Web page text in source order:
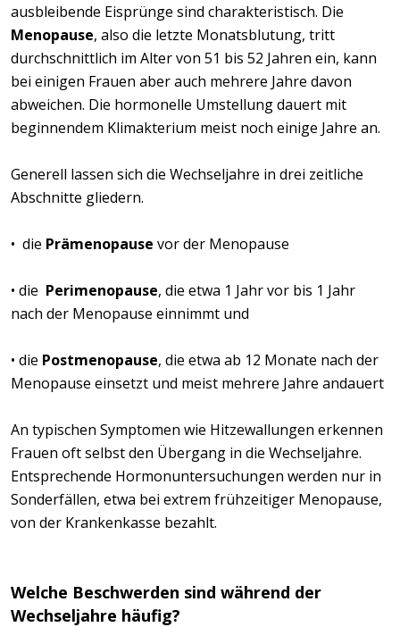
ausbleibende Eisprünge sind charakteristisch. Die
Menopause, also die letzte Monatsblutung, tritt
durchschnittlich im Alter von 51 bis 52 Jahren ein, kann
bei einigen Frauen aber auch mehrere Jahre davon
abweichen. Die hormonelle Umstellung dauert mit
beginnendem Klimakterium meist noch einige Jahre an.
Generell lassen sich die Wechseljahre in drei zeitliche
Abschnitte gliedern.
• die Prämenopause vor der Menopause
• die Perimenopause, die etwa 1 Jahr vor bis 1 Jahr
nach der Menopause einnimmt und
• die Postmenopause, die etwa ab 12 Monate nach der
Menopause einsetzt und meist mehrere Jahre andauert
An typischen Symptomen wie Hitzewallungen erkennen
Frauen oft selbst den Übergang in die Wechseljahre.
Entsprechende Hormonuntersuchungen werden nur in
Sonderfällen, etwa bei extrem frühzeitiger Menopause,
von der Krankenkasse bezahlt.
Welche Beschwerden sind während der
Wechseljahre häufig?